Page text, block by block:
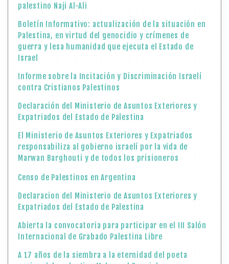
palestino Naji Al-Ali
Boletín Informativo: actualización de la situación en
Palestina, en virtud del genocidio y crímenes de
guerra y lesa humanidad que ejecuta el Estado de
Israel
Informe sobre la Incitación y Discriminación Israelí
contra Cristianos Palestinos
Declaración del Ministerio de Asuntos Exteriores y
Expatriados del Estado de Palestina
El Ministerio de Asuntos Exteriores y Expatriados
responsabiliza al gobierno israelí por la vida de
Marwan Barghouti y de todos los prisioneros
Censo de Palestinos en Argentina
Declaracion del Ministerio de Asuntos Exteriores y
Expatriados del Estado de Palestina
Abierta la convocatoria para participar en el III Salón
Internacional de Grabado Palestina Libre
A 17 años de la siembra a la eternidad del poeta